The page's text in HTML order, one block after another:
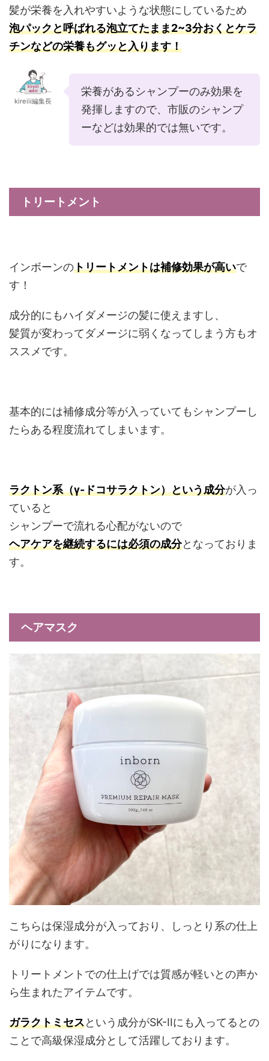
髪が栄養を入れやすいような状態にしているため
泡パックと呼ばれる泡立てたまま2~3分おくとケラ
チンなどの栄養もグッと入ります！
kireiii編集長
栄養があるシャンプーのみ効果を
発揮しますので、市販のシャンプ
ーなどは効果的では無いです。
トリートメント
インボーンのトリートメントは補修効果が高いで
す！
成分的にもハイダメージの髪に使えますし、
髪質が変わってダメージに弱くなってしまう方もオ
ススメです。
基本的には補修成分等が入っていてもシャンプーし
たらある程度流れてしまいます。
ラクトン系（γ-ドコサラクトン）という成分が入っ
ていると
シャンプーで流れる心配がないので
ヘアケアを継続するには必須の成分となっておりま
す。
ヘアマスク
こちらは保湿成分が入っており、しっとり系の仕上
がりになります。
トリートメントでの仕上げでは質感が軽いとの声か
ら生まれたアイテムです。
ガラクトミセスという成分がSK-IIにも入ってるとの
ことで高級保湿成分として活躍しております。